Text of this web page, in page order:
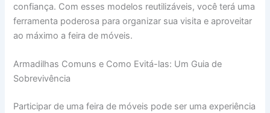
confiança. Com esses modelos reutilizáveis, você terá uma
ferramenta poderosa para organizar sua visita e aproveitar
ao máximo a feira de móveis.
Armadilhas Comuns e Como Evitá-las: Um Guia de
Sobrevivência
Participar de uma feira de móveis pode ser uma experiência